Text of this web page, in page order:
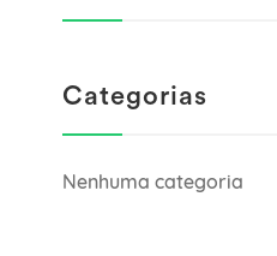
Categorias
Nenhuma categoria